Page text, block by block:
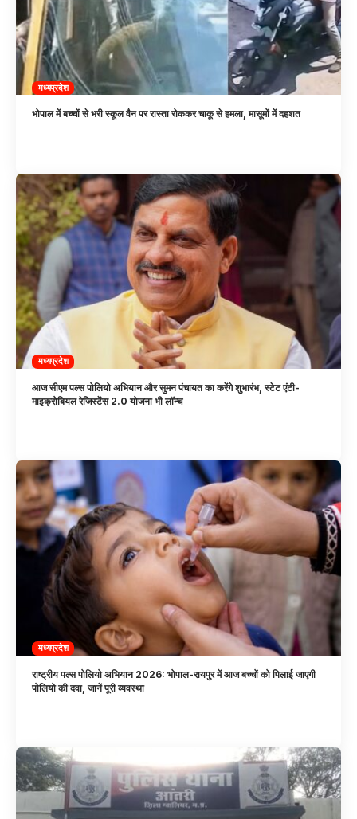
मध्यप्रदेश
भोपाल में बच्चों से भरी स्कूल वैन पर रास्ता रोककर चाकू से हमला, मासूमों में दहशत
मध्यप्रदेश
आज सीएम पल्स पोलियो अभियान और सुमन पंचायत का करेंगे शुभारंभ, स्टेट एंटी-
माइक्रोबियल रेजिस्टेंस 2.0 योजना भी लॉन्च
मध्यप्रदेश
राष्ट्रीय पल्स पोलियो अभियान 2026: भोपाल-रायपुर में आज बच्चों को पिलाई जाएगी
पोलियो की दवा, जानें पूरी व्यवस्था